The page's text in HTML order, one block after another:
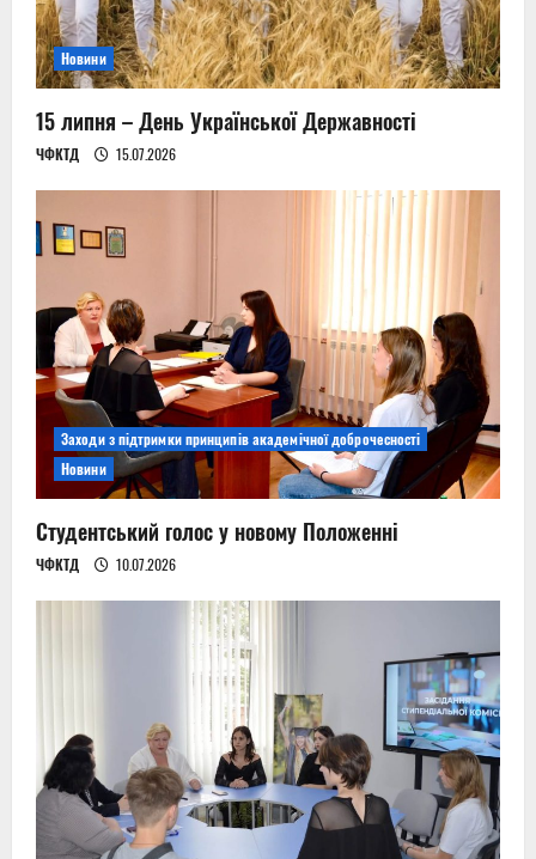
Новини
15 липня – День Української Державності
ЧФКТД 15.07.2026
Заходи з підтримки принципів академічної доброчесності
Новини
Студентський голос у новому Положенні
ЧФКТД 10.07.2026